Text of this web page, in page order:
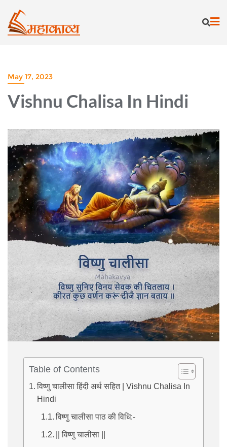
content
May 17, 2023
Vishnu Chalisa In Hindi
Table of Contents
विष्णु चालीसा हिंदी अर्थ सहित | Vishnu Chalisa In
Hindi
विष्णु चालीसा पाठ की विधि:-
|| विष्णु चालीसा ||